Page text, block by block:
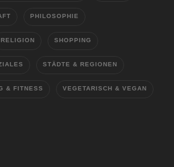
PHILOSOPHIE
RELIGION SHOPPING
STÄDTE & REGIONEN
& FITNESS VEGETARISCH & VEGAN